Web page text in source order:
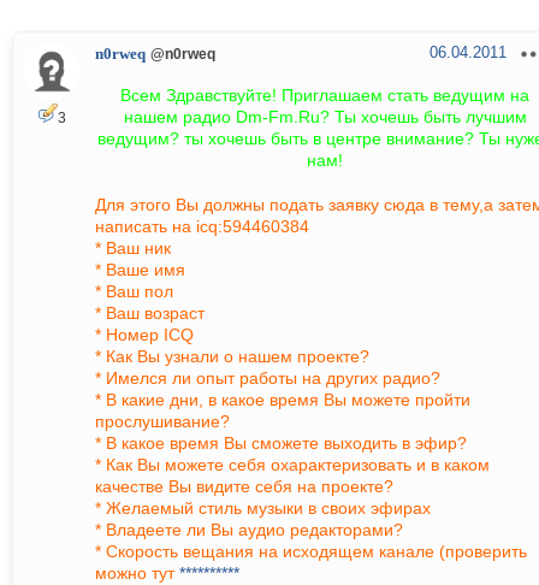
3
n0rweq @n0rweq 06.04.2011
Всем Здравствуйте! Приглашаем стать ведущим на
нашем радио Dm-Fm.Ru? Ты хочешь быть лучшим
ведущим? ты хочешь быть в центре внимание? Ты
нам!
Для этого Вы должны подать заявку сюда в тему,а
написать на icq:594460384
* Ваш ник
* Ваше имя
* Ваш пол
* Ваш возраст
* Номер ICQ
* Как Вы узнали о нашем проекте?
* Имелся ли опыт работы на других радио?
* В какие дни, в какое время Вы можете пройти
прослушивание?
* В какое время Вы сможете выходить в эфир?
* Как Вы можете себя охарактеризовать и в каком
качестве Вы видите себя на проекте?
* Желаемый стиль музыки в своих эфирах
* Владеете ли Вы аудио редакторами?
* Скорость вещания на исходящем канале (проверить
можно тут**********